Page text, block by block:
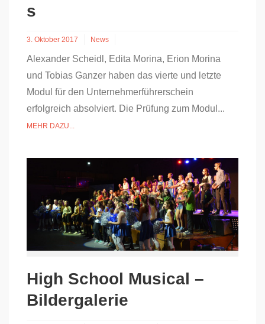
s
3. Oktober 2017 News
Alexander Scheidl, Edita Morina, Erion Morina
und Tobias Ganzer haben das vierte und letzte
Modul für den Unternehmerführerschein
erfolgreich absolviert. Die Prüfung zum Modul...
MEHR DAZU...
High School Musical –
Bildergalerie